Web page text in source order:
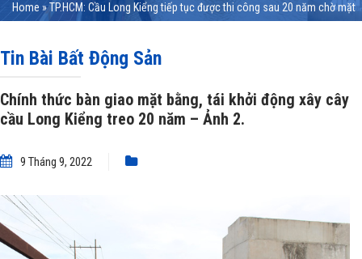
Home »TP.HCM: Cầu Long Kiểng tiếp tục được thi công sau 20 năm chờ mặt
Tin Bài Bất Động Sản
Chính thức bàn giao mặt bằng, tái khởi động xây cây
cầu Long Kiểng treo 20 năm – Ảnh 2.
9 Tháng 9, 2022